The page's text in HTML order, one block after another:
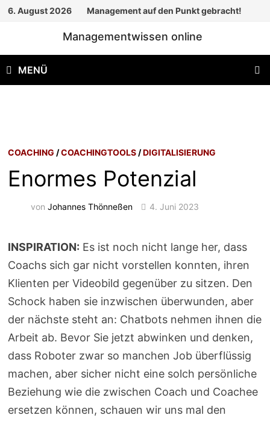
Zum
6. August 2026 Management auf den Punkt gebracht!
Managementwissen online
MENÜ
COACHING /COACHINGTOOLS /DIGITALISIERUNG
Enormes Potenzial
vonJohannes Thönneßen 4. Juni 2023
INSPIRATION: Es ist noch nicht lange her, dass
Coachs sich gar nicht vorstellen konnten, ihren
Klienten per Videobild gegenüber zu sitzen. Den
Schock haben sie inzwischen überwunden, aber
der nächste steht an: Chatbots nehmen ihnen die
Arbeit ab. Bevor Sie jetzt abwinken und denken,
dass Roboter zwar so manchen Job überflüssig
machen, aber sicher nicht eine solch persönliche
Beziehung wie die zwischen Coach und Coachee
ersetzen können, schauen wir uns mal den